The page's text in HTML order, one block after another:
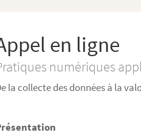
en ligne
numériques
la collecte des données à la